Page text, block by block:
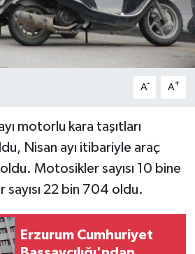
A- A+
motorlu kara taşıtları
Nisan ayı itibariyle araç
Motosikler sayısı 10 bine
sayısı 22 bin 704 oldu.
Erzurum Cumhuriyet